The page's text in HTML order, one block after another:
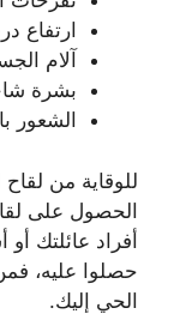
ارتفاع
آلام
بشرة
الشعور
للوقاية من
الحصول على
أفراد عائلتك
حصلوا عليه،
الحي إليك.